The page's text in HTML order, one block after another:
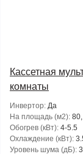
Кассетная
комнаты
Инвертор: Да
На площадь (м2):
Обогрев (кВт): 4-5.5
Охлаждение (кВт):
Уровень шума (дБ):